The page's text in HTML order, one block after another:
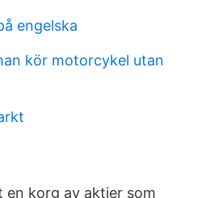
engelska
kör motorcykel utan
korg av aktier som